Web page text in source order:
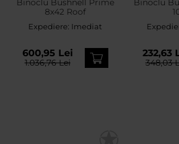
Binoclu Bushnell Prime
8x42 Roof
Expediere: Imediat
600,95 Lei
1.036,76 Lei
Binoclu
232,63
348,03